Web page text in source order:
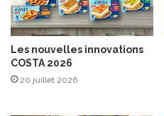
s
Les nouvelles innovations
COSTA 2026
20 juillet 2026